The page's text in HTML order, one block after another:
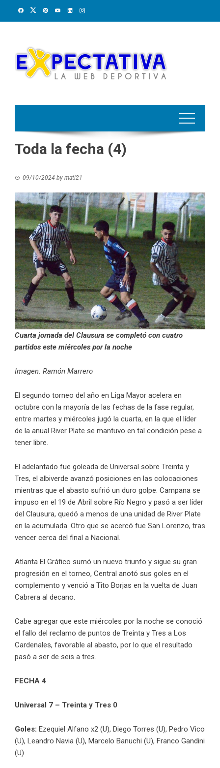
Toda la fecha (4)
09/10/2024 by mati21
Cuarta jornada del Clausura se completó con cuatro
partidos este miércoles por la noche
Imagen: Ramón Marrero
El segundo torneo del año en Liga Mayor acelera en
octubre con la mayoría de las fechas de la fase regular,
entre martes y miércoles jugó la cuarta, en la que el líder
de la anual River Plate se mantuvo en tal condición pese a
tener libre.
El adelantado fue goleada de Universal sobre Treinta y
Tres, el albiverde avanzó posiciones en las colocaciones
mientras que el abasto sufrió un duro golpe. Campana se
impuso en el 19 de Abril sobre Río Negro y pasó a ser líder
del Clausura, quedó a menos de una unidad de River Plate
en la acumulada. Otro que se acercó fue San Lorenzo, tras
vencer cerca del final a Nacional.
Atlanta El Gráfico sumó un nuevo triunfo y sigue su gran
progresión en el torneo, Central anotó sus goles en el
complemento y venció a Tito Borjas en la vuelta de Juan
Cabrera al decano.
Cabe agregar que este miércoles por la noche se conoció
el fallo del reclamo de puntos de Treinta y Tres a Los
Cardenales, favorable al abasto, por lo que el resultado
pasó a ser de seis a tres.
FECHA 4
Universal 7 – Treinta y Tres 0
Goles: Ezequiel Alfano x2 (U), Diego Torres (U), Pedro Vico
(U), Leandro Navia (U), Marcelo Banuchi (U), Franco Gandini
(U)